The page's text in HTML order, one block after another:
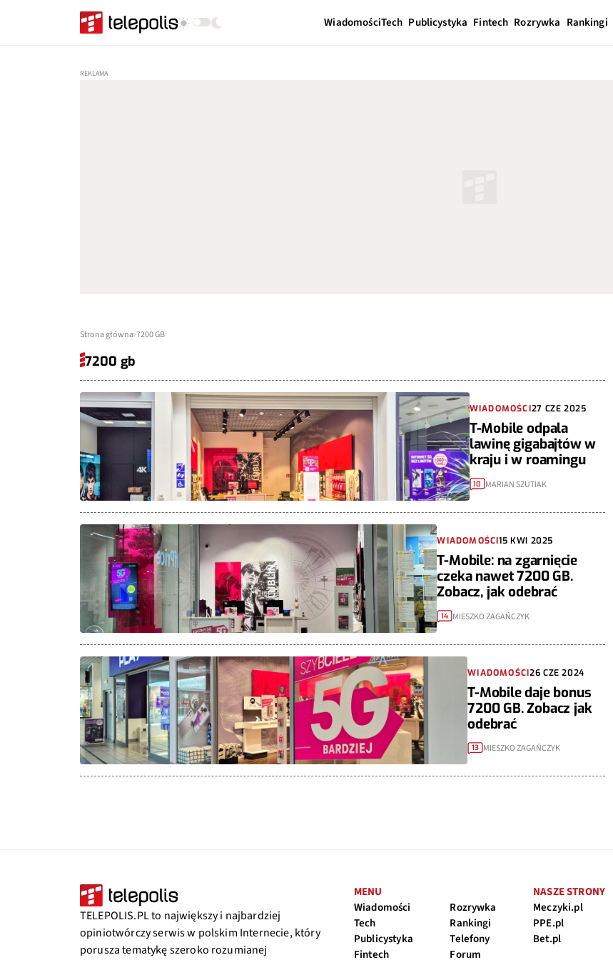
WiadomościTech Publicystyka Fintech Rozrywka Rankingi
Strona główna 7200 GB
7200 gb
WIADOMOŚCI27 CZE 2025
T-Mobile odpala
lawinę gigabajtów w
kraju i w roamingu
10 MARIAN SZUTIAK
WIADOMOŚCI15 KWI 2025
T-Mobile: na zgarnięcie
czeka nawet 7200 GB.
Zobacz, jak odebrać
14 MIESZKO ZAGAŃCZYK
WIADOMOŚCI26 CZE 2024
T-Mobile daje bonus
7200 GB. Zobacz jak
odebrać
13 MIESZKO ZAGAŃCZYK
TELEPOLIS.PL to największy i najbardziej
opiniotwórczy serwis w polskim Internecie, który
porusza tematykę szeroko rozumianej
MENU
Wiadomości
Tech
Publicystyka
Fintech
Rozrywka
Rankingi
Telefony
Forum
NASZE STRONY
Meczyki.pl
PPE.pl
Bet.pl